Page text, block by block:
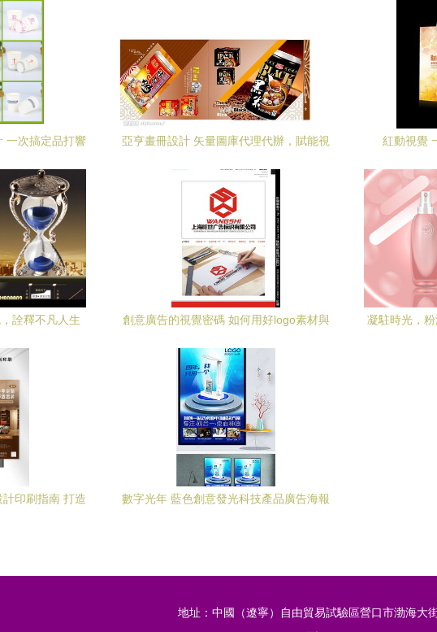
一次搞定品打響
亞亨畫冊設計 矢量圖庫代理代辦，賦能視
紅動視覺
詮釋不凡人生
創意廣告的視覺密碼 如何用好logo素材與
析營銷設計之道
凝駐時光，
印刷指南 打造
數字光年 藍色創意發光科技產品廣告海報
地址：中國（遼寧）自由貿易試驗區營口市渤海大